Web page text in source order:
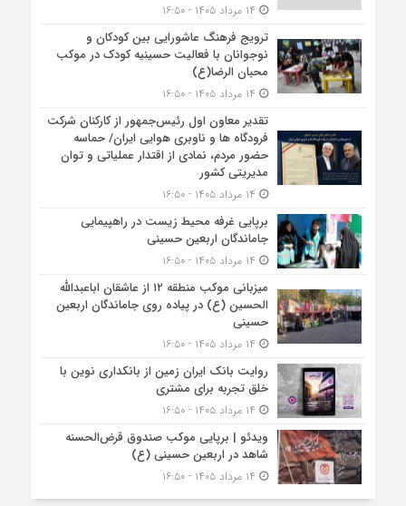
ترویج فرهنگ عاشورایی بین کودکان و
نوجوانان با فعالیت حسینیه کودک در موکب
محبان الرضا(ع)
تقدیر معاون اول رئیس‌جمهور از کارکنان شرکت
فرودگاه ها و ناوبری هوایی ایران/ حماسه
حضور مردم، نمادی از اقتدار عملیاتی و توان
مدیریتی کشور
برپایی غرفه محیط زیست در راهپیمایی
جاماندگان اربعین حسینی
میزبانی موکب منطقه ۱۲ از عاشقان اباعبدالله
الحسین (ع) در پیاده روی جاماندگان اربعین
حسینی
روایت بانک ایران زمین از بانکداری نوین با
خلق تجربه برای مشتری
ویدئو | برپایی موکب صندوق قرض‌الحسنه
شاهد در اربعین حسینی (ع)